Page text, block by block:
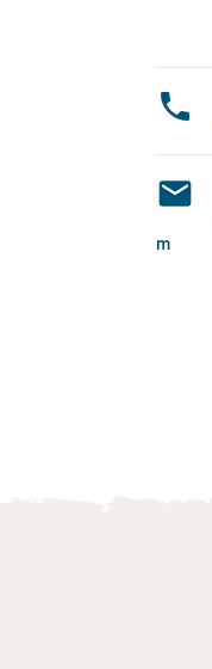


m